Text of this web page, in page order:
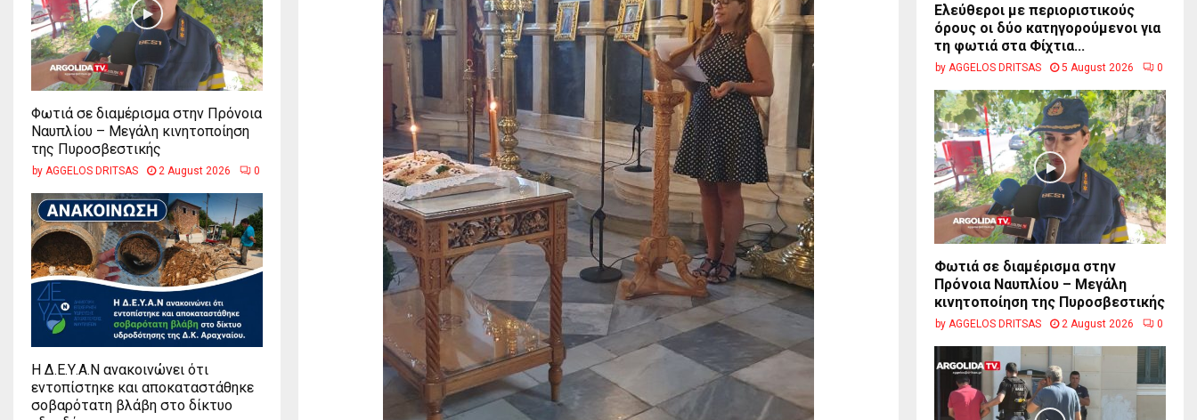
Φωτιά σε διαμέρισμα στην Πρόνοια
Ναυπλίου – Μεγάλη κινητοποίηση
της Πυροσβεστικής
by AGGELOS DRITSAS 2 August 2026 0
Η Δ.Ε.Υ.Α.Ν ανακοινώνει ότι
εντοπίστηκε και αποκαταστάθηκε
σοβαρότατη βλάβη στο δίκτυο
Ελεύθεροι με περιοριστικούς
όρους οι δύο κατηγορούμενοι για
τη φωτιά στα Φίχτια...
by AGGELOS DRITSAS 5 August 2026 0
Φωτιά σε διαμέρισμα στην
Πρόνοια Ναυπλίου – Μεγάλη
κινητοποίηση της Πυροσβεστικής
by AGGELOS DRITSAS 2 August 2026 0